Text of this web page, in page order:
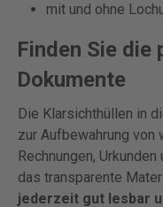
mit und ohne
Finden Sie die
Dokumente
Die Klarsichthüllen in
zur Aufbewahrung von
Rechnungen,
das transparente
jederzeit gut lesbar